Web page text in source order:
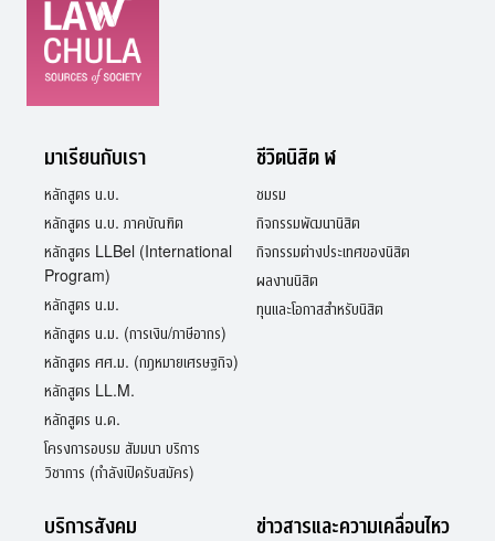
มาเรียนกับเรา
หลักสูตร น.บ.
หลักสูตร น.บ. ภาคบัณฑิต
หลักสูตร LLBel (International
Program)
หลักสูตร น.ม.
หลักสูตร น.ม. (การเงิน/ภาษีอากร)
หลักสูตร ศศ.ม. (กฎหมายเศรษฐกิจ)
หลักสูตร LL.M.
หลักสูตร น.ด.
โครงการอบรม สัมมนา บริการ
วิชาการ (กำลังเปิดรับสมัคร)
ชีวิตนิสิต ฬ
ชมรม
กิจกรรมพัฒนานิสิต
กิจกรรมต่างประเทศของนิสิต
ผลงานนิสิต
ทุนและโอกาสสำหรับนิสิต
บริการสังคม ข่าวสารและความเคลื่อนไหว